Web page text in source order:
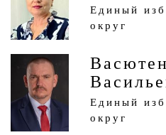
Единый
округ
Единый
округ